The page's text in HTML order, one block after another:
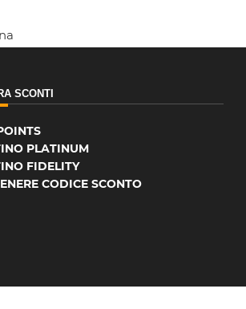
SCONTI
PLATINUM
FIDELITY
CODICE SCONTO